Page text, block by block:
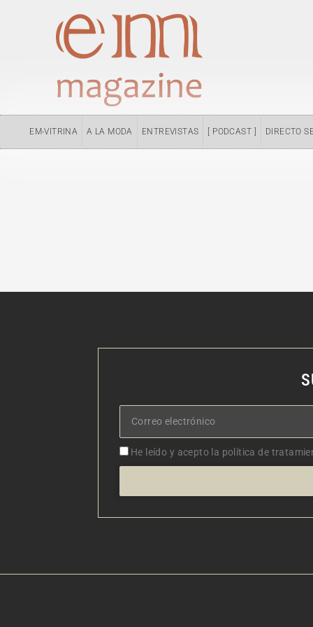
EM-VITRINA A LA MODA ENTREVISTAS [ PODCAST ] DIRECTO
Correo
electrónico
Aceptacion
He leído y acepto la política de